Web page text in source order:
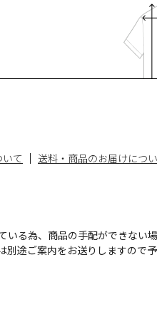
て
送料・商品のお届けにつ
る為、商品の手配ができない
途ご案内をお送りしますので